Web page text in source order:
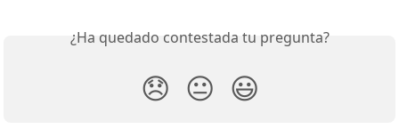
¿Ha quedado contestada tu pregunta?
😞 😐 😃